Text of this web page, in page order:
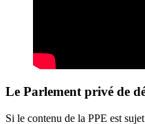
Le Parlement privé de
Si le contenu de la PPE est